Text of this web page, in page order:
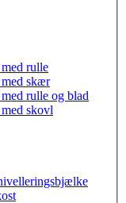
rulle
skær
rulle og blad
skovl